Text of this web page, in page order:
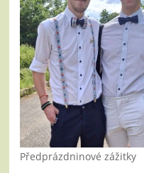
Předprázdninové zážitky